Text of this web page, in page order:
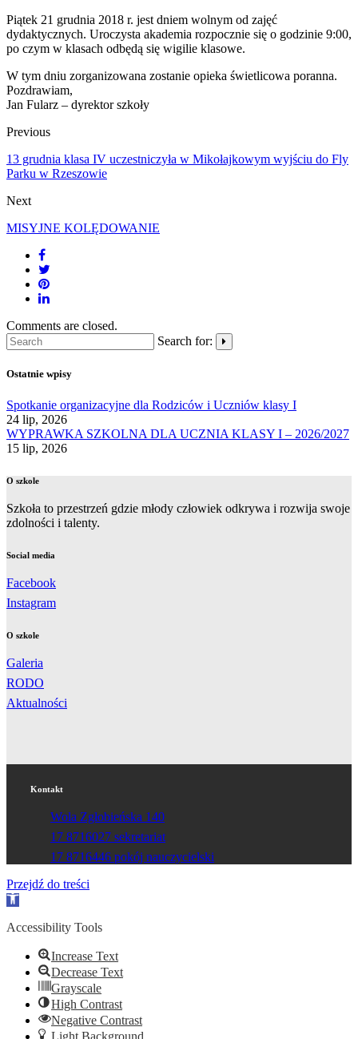
Piątek 21 grudnia 2018 r. jest dniem wolnym od zajęć
dydaktycznych. Uroczysta akademia rozpocznie się o godzinie 9:00,
po czym w klasach odbędą się wigilie klasowe.
W tym dniu zorganizowana zostanie opieka świetlicowa poranna.
Pozdrawiam,
Jan Fularz – dyrektor szkoły
Previous
13 grudnia klasa IV uczestniczyła w Mikołajkowym wyjściu do Fly
Parku w Rzeszowie
Next
MISYJNE KOLĘDOWANIE
Comments are closed.
Search for:
Ostatnie wpisy
Spotkanie organizacyjne dla Rodziców i Uczniów klasy I
24 lip, 2026
WYPRAWKA SZKOLNA DLA UCZNIA KLASY I – 2026/2027
15 lip, 2026
O szkole
Szkoła to przestrzeń gdzie młody człowiek odkrywa i rozwija swoje
zdolności i talenty.
Social media
Facebook
Instagram
O szkole
Galeria
RODO
Aktualności
Kontakt
Wola Zgłobieńska 140
17 8716027 sekretariat
17 8716446 pokój nauczycielski
Przejdź do treści
Otwórz
narzędzi
Accessibility Tools
Increase Text
Decrease Text
Grayscale
High Contrast
Negative Contrast
Light Background